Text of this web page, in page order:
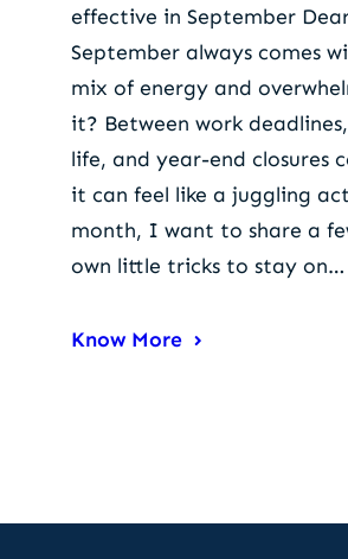
effective in September
September always comes
mix of energy and
it? Between work
life, and year-end closures
it can feel like a juggling
month, I want to share a
own little tricks to stay on…
Know More